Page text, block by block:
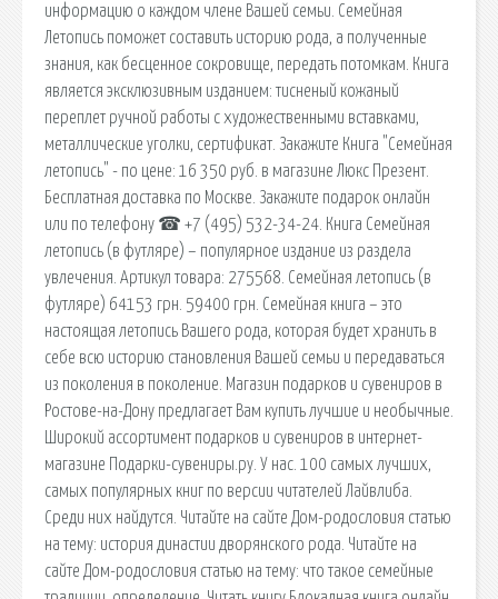
информацию о каждом члене Вашей семьи. Семейная
Летопись поможет составить историю рода, а полученные
знания, как бесценное сокровище, передать потомкам. Книга
является эксклюзивным изданием: тисненый кожаный
переплет ручной работы с художественными вставками,
металлические уголки, сертификат. Закажите Книга "Семейная
летопись" - по цене: 16 350 руб. в магазине Люкс Презент.
Бесплатная доставка по Москве. Закажите подарок онлайн
или по телефону ☎ +7 (495) 532-34-24. Книга Семейная
летопись (в футляре) – популярное издание из раздела
увлечения. Артикул товара: 275568. Семейная летопись (в
футляре) 64153 грн. 59400 грн. Семейная книга – это
настоящая летопись Вашего рода, которая будет хранить в
себе всю историю становления Вашей семьи и передаваться
из поколения в поколение. Магазин подарков и сувениров в
Ростове-на-Дону предлагает Вам купить лучшие и необычные.
Широкий ассортимент подарков и сувениров в интернет-
магазине Подарки-сувениры.ру. У нас. 100 самых лучших,
самых популярных книг по версии читателей Лайвлиба.
Среди них найдутся. Читайте на сайте Дом-родословия статью
на тему: история династии дворянского рода. Читайте на
сайте Дом-родословия статью на тему: что такое семейные